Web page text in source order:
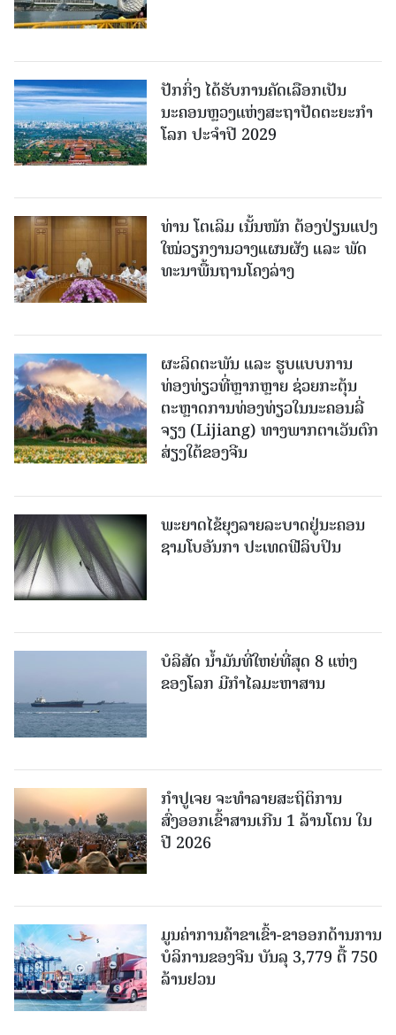
ປັກກິ່ງ ໄດ້ຮັບການຄັດເລືອກເປັນ
ນະຄອນຫຼວງແຫ່ງສະຖາປັດຕະຍະກຳ
ໂລກ ປະຈຳປີ 2029
ທ່ານ ໂຕ​ເລິມ ເນັ້ນໜັກ ຕ້ອງ​ປ່ຽນ​ແປງ​
ໃໝ່​ວຽກ​ງານ​ວາງ​ແຜນ​ຜັງ ແລະ ​ພັດ​
ທະ​ນາ​ພື້ນ​ຖານ​ໂຄງ​ລ່າງ
ຜະລິດຕະພັນ ແລະ ຮູບແບບການ
ທ່ອງທ່ຽວທີ່ຫຼາກຫຼາຍ ຊ່ວຍກະຕຸ້ນ
ຕະຫຼາດການທ່ອງທ່ຽວໃນນະຄອນລີ່
ຈຽງ (Lijiang) ທາງພາກຕາເວັນຕົກ
ສ່ຽງໃຕ້ຂອງຈີນ
ພະຍາດໄຂ້ຍຸງລາຍລະບາດຢູ່ນະຄອນ
ຊາມໂບ​ອັນກາ ປະເທດຟີລິບປິນ
ບໍລິສັດ ນ້ຳມັນທີ່ໃຫຍ່ທີ່ສຸດ 8 ແຫ່ງ
ຂອງໂລກ ມີກຳໄລມະຫາສານ
ກຳປູເຈຍ ຈະທຳລາຍສະຖິຕິການ
ສົ່ງອອກເຂົ້າສານເກີນ 1 ລ້ານໂຕນ ໃນ
ປີ 2026
ມູນຄ່າການຄ້າຂາເຂົ້າ-ຂາອອກດ້ານການ
ບໍລິການຂອງຈີນ ບັນລຸ 3,779 ຕື້ 750
ລ້ານຢວນ